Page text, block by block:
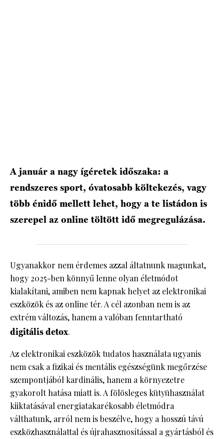
A január a nagy ígéretek időszaka: a
rendszeres sport, óvatosabb költekezés, vagy
több énidő mellett lehet, hogy a te listádon is
szerepel az online töltött idő megregulázása.
Ugyanakkor nem érdemes azzal áltatnunk magunkat,
hogy 2025-ben könnyű lenne olyan életmódot
kialakítani, amiben nem kapnak helyet az elektronikai
eszközök és az online tér. A cél azonban nem is az
extrém változás, hanem a valóban fenntartható
digitális detox.
Az elektronikai eszközök tudatos használata ugyanis
nem csak a fizikai és mentális egészségünk megőrzése
szempontjából kardinális, hanem a környezetre
gyakorolt hatása miatt is. A fölösleges kütyühasználat
kiiktatásával energiatakarékosabb életmódra
válthatunk, arról nem is beszélve, hogy a hosszú távú
eszközhasználattal és újrahasznosítással a gyártásból és